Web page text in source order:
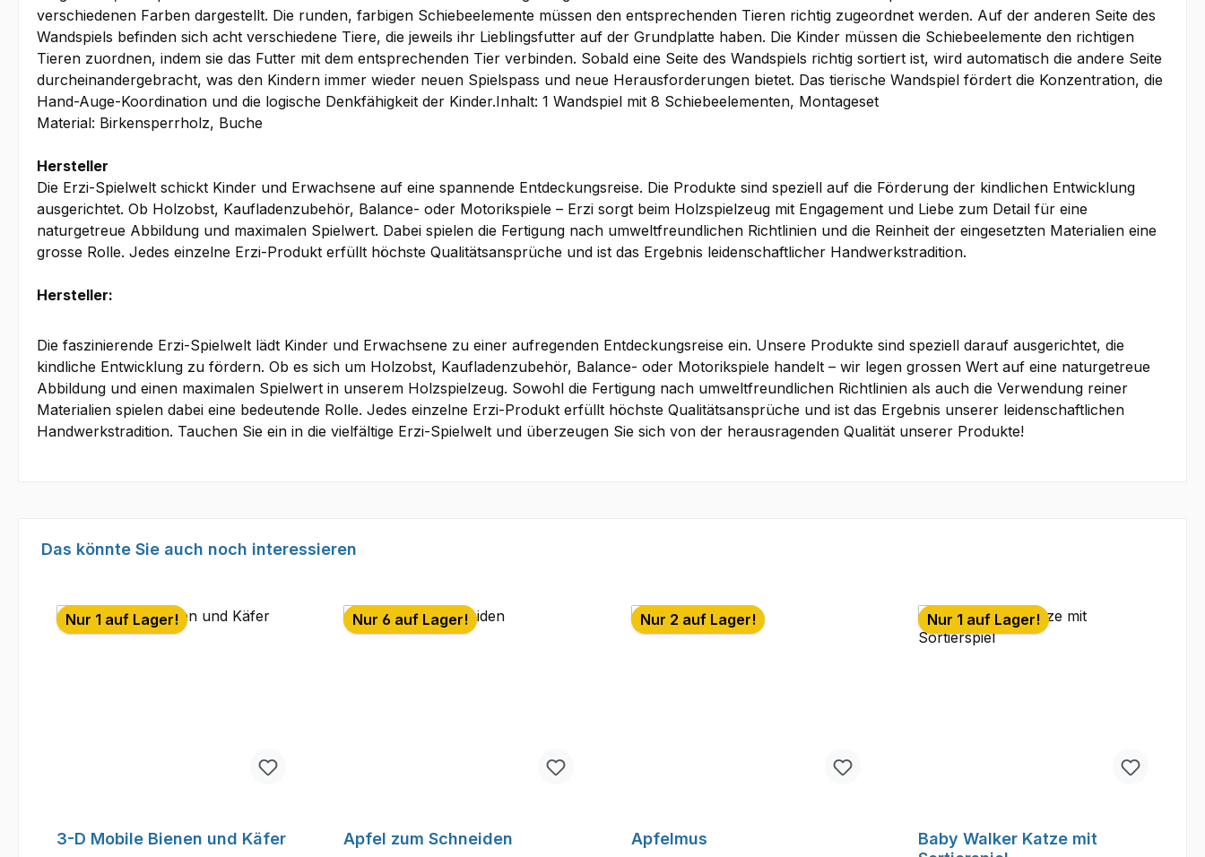
verschiedenen Farben dargestellt. Die runden, farbigen Schiebeelemente müssen den entsprechenden Tieren richtig zugeordnet werden. Auf der anderen Seite des
Wandspiels befinden sich acht verschiedene Tiere, die jeweils ihr Lieblingsfutter auf der Grundplatte haben. Die Kinder müssen die Schiebeelemente den richtigen
Tieren zuordnen, indem sie das Futter mit dem entsprechenden Tier verbinden. Sobald eine Seite des Wandspiels richtig sortiert ist, wird automatisch die andere Seite
durcheinandergebracht, was den Kindern immer wieder neuen Spielspass und neue Herausforderungen bietet. Das tierische Wandspiel fördert die Konzentration, die
Hand-Auge-Koordination und die logische Denkfähigkeit der Kinder.Inhalt: 1 Wandspiel mit 8 Schiebeelementen, Montageset
Material: Birkensperrholz, Buche
Hersteller
Die Erzi-Spielwelt schickt Kinder und Erwachsene auf eine spannende Entdeckungsreise. Die Produkte sind speziell auf die Förderung der kindlichen Entwicklung
ausgerichtet. Ob Holzobst, Kaufladenzubehör, Balance- oder Motorikspiele – Erzi sorgt beim Holzspielzeug mit Engagement und Liebe zum Detail für eine
naturgetreue Abbildung und maximalen Spielwert. Dabei spielen die Fertigung nach umweltfreundlichen Richtlinien und die Reinheit der eingesetzten Materialien eine
grosse Rolle. Jedes einzelne Erzi-Produkt erfüllt höchste Qualitätsansprüche und ist das Ergebnis leidenschaftlicher Handwerkstradition.
Hersteller:
Die faszinierende Erzi-Spielwelt lädt Kinder und Erwachsene zu einer aufregenden Entdeckungsreise ein. Unsere Produkte sind speziell darauf ausgerichtet, die
kindliche Entwicklung zu fördern. Ob es sich um Holzobst, Kaufladenzubehör, Balance- oder Motorikspiele handelt – wir legen grossen Wert auf eine naturgetreue
Abbildung und einen maximalen Spielwert in unserem Holzspielzeug. Sowohl die Fertigung nach umweltfreundlichen Richtlinien als auch die Verwendung reiner
Materialien spielen dabei eine bedeutende Rolle. Jedes einzelne Erzi-Produkt erfüllt höchste Qualitätsansprüche und ist das Ergebnis unserer leidenschaftlichen
Handwerkstradition. Tauchen Sie ein in die vielfältige Erzi-Spielwelt und überzeugen Sie sich von der herausragenden Qualität unserer Produkte!
Produktgalerie überspringen
Das könnte Sie auch noch interessieren
Nur 1 auf Lager!
3-D Mobile Bienen und Käfer
Nur 6 auf Lager!
Apfel zum Schneiden
Nur 2 auf Lager!
Apfelmus
Nur 1 auf Lager!
Baby Walker Katze mit